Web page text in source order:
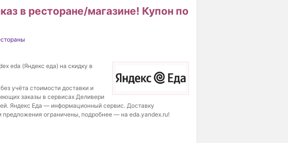
в ресторане/магазине! Купон по
eda (Яндекс еда) на скидку в
учёта стоимости доставки и
заказы в сервисах Деливери
Яндекс Еда — информационный сервис. Доставку
ограничены, подробнее — на eda.yandex.ru!